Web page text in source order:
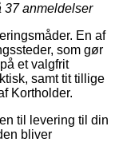
37anmeldelser
En af
som gør
et valgfrit
samt tit tillige
Kortholder.
til levering til din
bliver